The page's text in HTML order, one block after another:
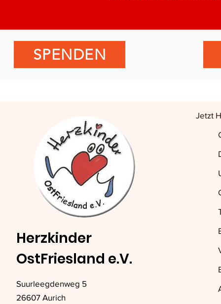
SPENDEN
Herzkinder
OstFriesland e.V.
Suurleegdenweg 5
26607 Aurich
Jetzt